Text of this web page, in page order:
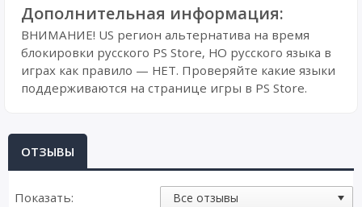
Дополнительная информация:
ВНИМАНИЕ! US регион альтернатива на время
блокировки русского PS Store, НО русского языка в
играх как правило — НЕТ. Проверяйте какие языки
поддерживаются на странице игры в PS Store.
ОТЗЫВЫ
Показать: